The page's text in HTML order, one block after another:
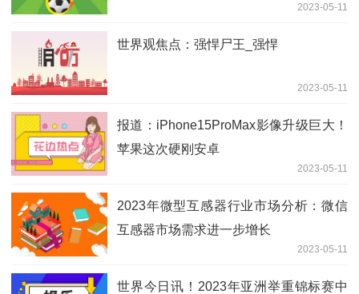
2023-05-11
世界观焦点：强悍尸王_强悍
2023-05-11
报道：iPhone15ProMax影像升级巨大！
苹果这次硬刚安卓
2023-05-11
2023年微型互感器行业市场分析：微信
互感器市场需求进一步增长
2023-05-11
世界今日讯！2023年亚洲举重锦标赛中